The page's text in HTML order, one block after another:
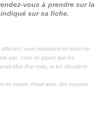
vous à prendre sur la
sur sa fiche.
vous répondent en direct en
pas, vous ne payez que les
plus d'un mois, et les récupérer
en salons virtuel avec des voyants